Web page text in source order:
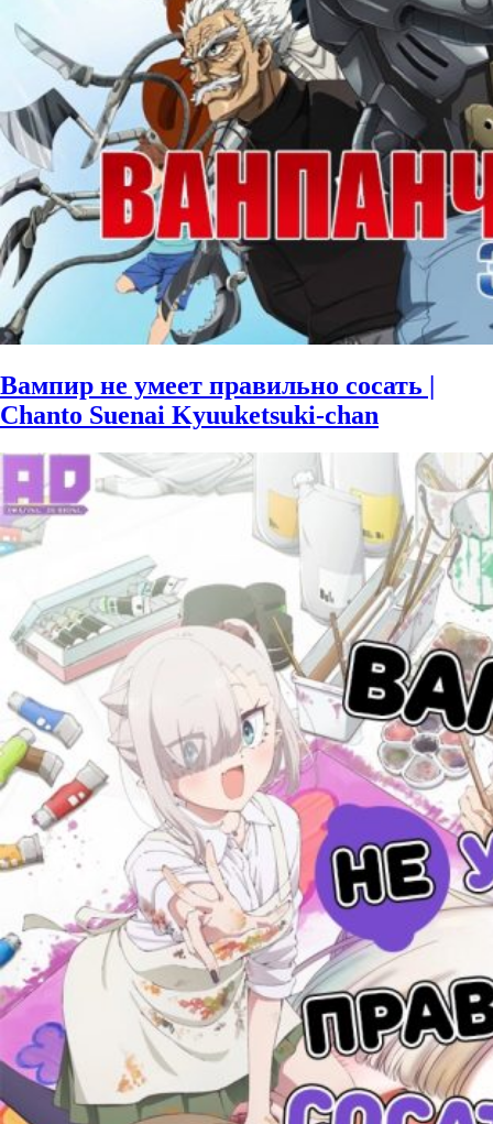
Вампир не умеет правильно сосать |
Chanto Suenai Kyuuketsuki-chan